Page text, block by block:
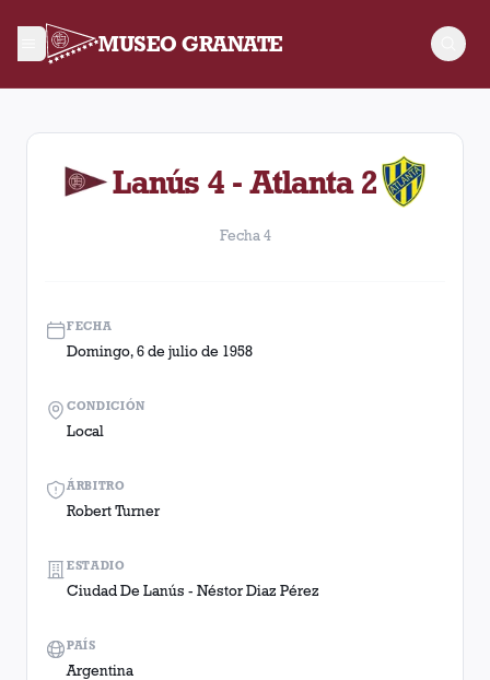
MUSEO GRANATE
Fecha 4. Partido entre Lanús y Atlanta disputado el
Lanús 4 - Atlanta 2
Fecha 4
FECHA
Domingo, 6 de julio de 1958
ÁRBITRO
Robert Turner
CONDICIÓN
Local
ESTADIO
Ciudad De Lanús - Néstor Diaz Pérez
PAÍS
Argentina